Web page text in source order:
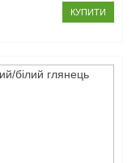
КУПИТИ